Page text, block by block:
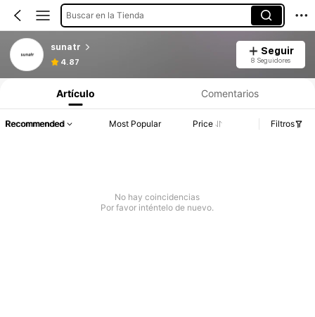
Buscar en la Tienda
sunatr
4.87
Seguir
8 Seguidores
Artículo Comentarios
Recommended Most Popular Price Filtros
No hay coincidencias
Por favor inténtelo de nuevo.